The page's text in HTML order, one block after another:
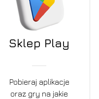
Sklep Play
Pobieraj aplikacje
oraz gry na jakie